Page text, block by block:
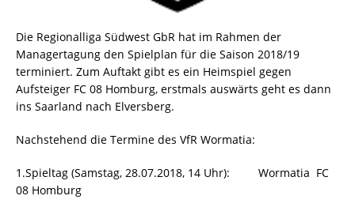
Die Regionalliga Südwest GbR hat im Rahmen der
Managertagung den Spielplan für die Saison 2018/19
terminiert. Zum Auftakt gibt es ein Heimspiel gegen
Aufsteiger FC 08 Homburg, erstmals auswärts geht es dann
ins Saarland nach Elversberg.
Nachstehend die Termine des VfR Wormatia:
1.Spieltag (Samstag, 28.07.2018, 14 Uhr): Wormatia  FC
08 Homburg